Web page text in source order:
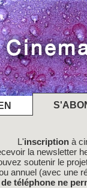
L'inscriptionà
la newsletter
soutenir le
annuel (avec une
téléphone ne